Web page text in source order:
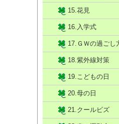
15.花見
16.入学式
17.ＧＷの過ごし
18.紫外線対策
19.こどもの日
20.母の日
21.クールビズ